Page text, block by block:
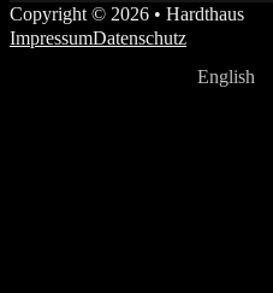
Copyright © 2026 • Hardthaus
ImpressumDatenschutz
English